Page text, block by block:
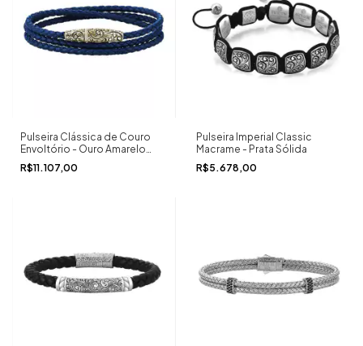
Pulseira Clássica de Couro
Envoltório - Ouro Amarelo
Sólido
R$11.107,00
Pulseira Imperial Classic
Macrame - Prata Sólida
R$5.678,00